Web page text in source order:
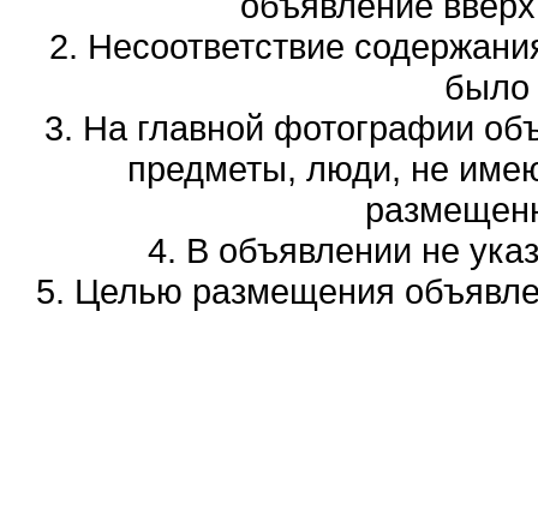
2. Несоответствие
было
3. На главной фотографии
предметы, люди, не
4. В объявлении не
5. Целью размещения